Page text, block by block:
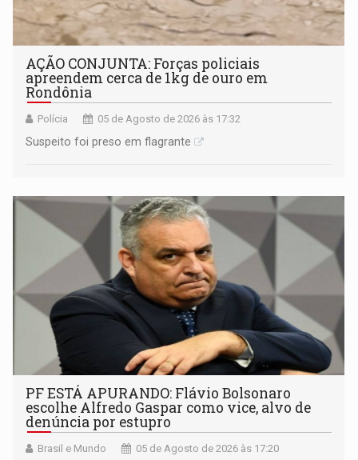
AÇÃO CONJUNTA: Forças policiais
apreendem cerca de 1kg de ouro em
Rondônia
Polícia 05 de Agosto de 2026 às 17:32
Suspeito foi preso em flagrante
PF ESTÁ APURANDO: Flávio Bolsonaro
escolhe Alfredo Gaspar como vice, alvo de
denúncia por estupro
Brasil e Mundo 05 de Agosto de 2026 às 17:20